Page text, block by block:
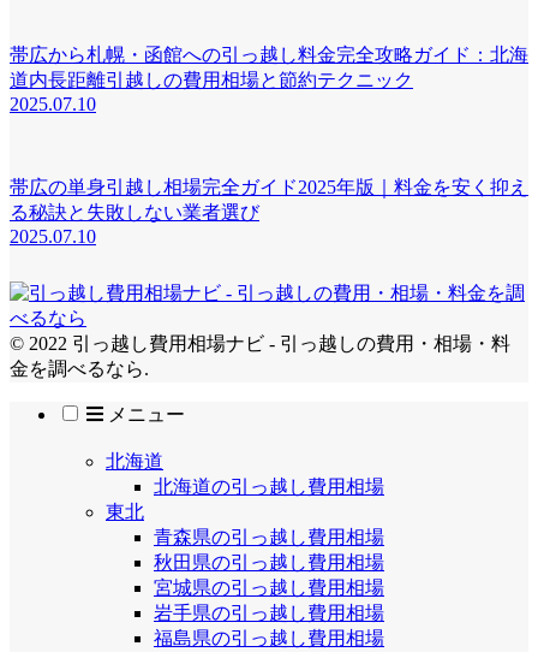
帯広から札幌・函館への引っ越し料金完全攻略ガイド：北海
道内長距離引越しの費用相場と節約テクニック
2025.07.10
帯広の単身引越し相場完全ガイド2025年版｜料金を安く抑え
る秘訣と失敗しない業者選び
2025.07.10
© 2022 引っ越し費用相場ナビ - 引っ越しの費用・相場・料
金を調べるなら.
メニュー
北海道
北海道の引っ越し費用相場
東北
青森県の引っ越し費用相場
秋田県の引っ越し費用相場
宮城県の引っ越し費用相場
岩手県の引っ越し費用相場
福島県の引っ越し費用相場